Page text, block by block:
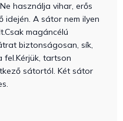
Ne használja vihar, erős
idején. A sátor nem ilyen
Csak magáncélú
biztonságosan, sík,
fel.Kérjük, tartson
sátortól. Két sátor